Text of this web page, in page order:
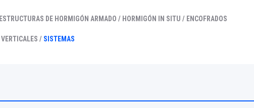
ESTRUCTURAS DE HORMIGÓN ARMADO / HORMIGÓN IN SITU / ENCOFRADOS
VERTICALES / SISTEMAS